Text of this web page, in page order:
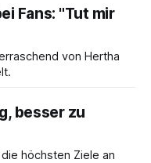
Fans: "Tut mir
von Hertha
besser zu
höchsten Ziele an